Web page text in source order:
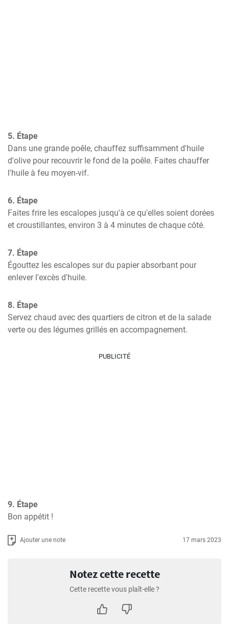
5. Étape
Dans une grande poêle, chauffez suffisamment d'huile
d'olive pour recouvrir le fond de la poêle. Faites chauffer
l'huile à feu moyen-vif.
6. Étape
Faites frire les escalopes jusqu'à ce qu'elles soient dorées
et croustillantes, environ 3 à 4 minutes de chaque côté.
7. Étape
Égouttez les escalopes sur du papier absorbant pour
enlever l'excès d'huile.
8. Étape
Servez chaud avec des quartiers de citron et de la salade
verte ou des légumes grillés en accompagnement.
PUBLICITÉ
9. Étape
Bon appétit !
Ajouter une note 17 mars 2023
Notez cette recette
Cette recette vous plaît-elle ?